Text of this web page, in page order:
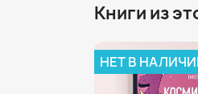
Книги из
НЕТ В